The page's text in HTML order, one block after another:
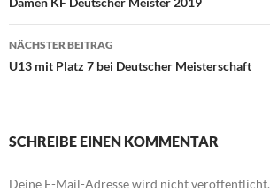
NÄCHSTER BEITRAG
U13 mit Platz 7 bei Deutscher Meisterschaft
SCHREIBE EINEN KOMMENTAR
Deine E-Mail-Adresse wird nicht veröffentlicht.